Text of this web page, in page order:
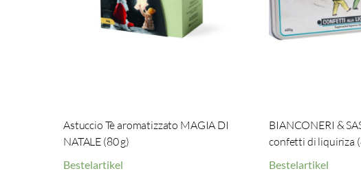
Astuccio Tè aromatizzato MAGIA DI
NATALE (80 g)
Bestelartikel
BIANCONERI &
confetti di liquiriza
Bestelartikel